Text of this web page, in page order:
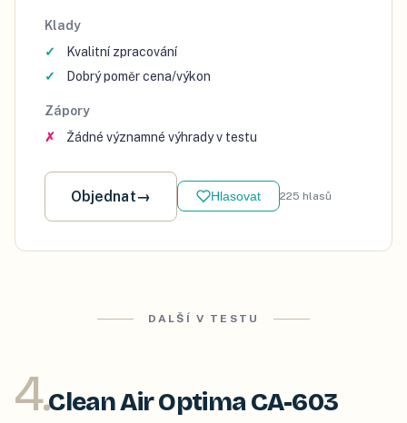
Klady
Kvalitní zpracování
Dobrý poměr cena/výkon
Zápory
Žádné významné výhrady v testu
Objednat→ Hlasovat 225 hlasů
DALŠÍ V TESTU
4.Clean Air Optima CA-603